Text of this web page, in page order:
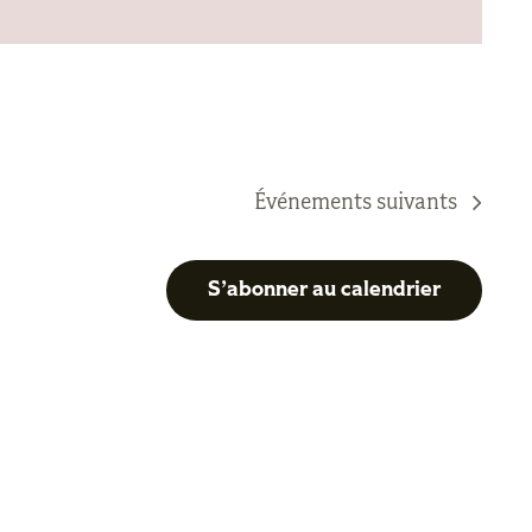
Événementssuivants
S’abonner au calendrier